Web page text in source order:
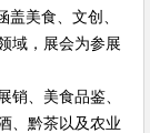
美食、文创、
域，展会为参展
销、美食品鉴、
、黔茶以及农业